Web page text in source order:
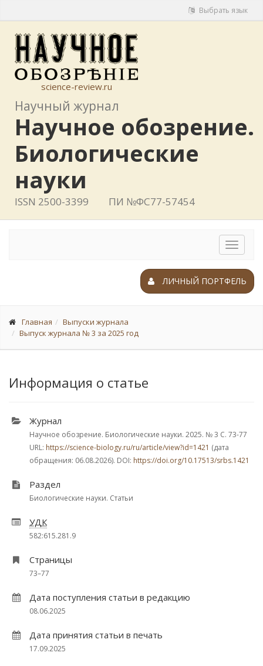
Выбрать язык
science-review.ru
Научный журнал
Научное обозрение.
Биологические
науки
ISSN 2500-3399 ПИ №ФС77-57454
Toggle
ЛИЧНЫЙ ПОРТФЕЛЬ
Главная
Выпуски журнала
Выпуск журнала № 3 за 2025 год
Информация о статье
Журнал
Научное обозрение. Биологические науки. 2025. № 3 С. 73-77
URL: https://science-biology.ru/ru/article/view?id=1421 (дата
обращения: 06.08.2026). DOI: https://doi.org/10.17513/srbs.1421
Раздел
Биологические науки. Статьи
УДК
582:615.281.9
Страницы
73–77
Дата поступления статьи в редакцию
08.06.2025
Дата принятия статьи в печать
17.09.2025